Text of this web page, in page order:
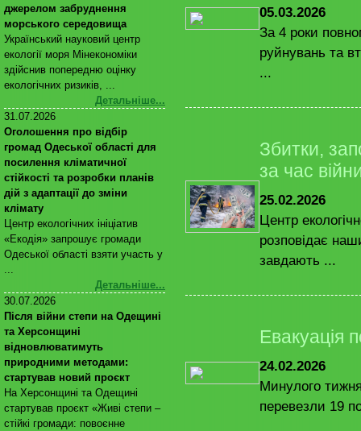
джерелом забруднення
морського середовища
Український науковий центр
екології моря Мінекономіки
здійснив попередню оцінку
екологічних ризиків, ...
Детальніше...
31.07.2026
Оголошення про відбір
громад Одеської області для
посилення кліматичної
стійкості та розробки планів
дій з адаптації до зміни
клімату
Центр екологічних ініціатив
«Екодія» запрошує громади
Одеської області взяти участь у
...
Детальніше...
30.07.2026
Після війни степи на Одещині
та Херсонщині
відновлюватимуть
природними методами:
стартував новий проєкт
На Херсонщині та Одещині
стартував проєкт «Живі степи –
стійкі громади: повоєнне
05.03.2026
За 4 роки
руйнувань та
...
Збитки,
за час
25.02.2026
Центр
розповідає
завдають ...
Евакуація
24.02.2026
Минулого
перевезли 19